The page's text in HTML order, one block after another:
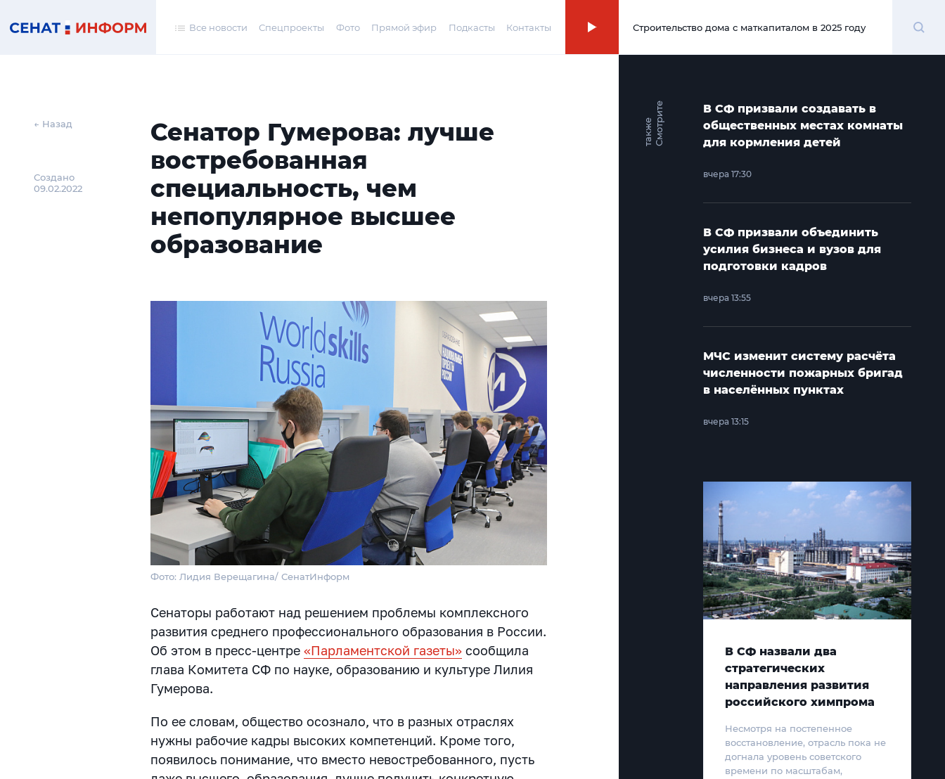
Все новости Спецпроекты Фото Прямой эфир Подкасты Контакты 00:00
Строительство дома с маткапиталом в 2025 году
← Назад
Создано
09.02.2022
Сенатор Гумерова: лучше
востребованная
специальность, чем
непопулярное высшее
образование
Фото: Лидия Верещагина/ СенатИнформ
Сенаторы работают над решением проблемы комплексного
развития среднего профессионального образования в России.
Об этом в пресс-центре«Парламентской газеты» сообщила
глава Комитета СФ по науке, образованию и культуре Лилия
Гумерова.
По ее словам, общество осознало, что в разных отраслях
нужны рабочие кадры высоких компетенций. Кроме того,
появилось понимание, что вместо невостребованного, пусть
С
м
о
т
р и
т
е
т
а
к
ж
е
В СФ призвали создавать в
общественных местах комнаты
для кормления детей
вчера 17:30
В СФ призвали объединить
усилия бизнеса и вузов для
подготовки кадров
вчера 13:55
МЧС изменит систему расчёта
численности пожарных бригад
в населённых пунктах
вчера 13:15
В СФ назвали два
стратегических
направления развития
российского химпрома
Несмотря на постепенное
восстановление, отрасль пока не
догнала уровень советского
времени по масштабам,